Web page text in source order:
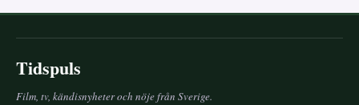
Tidspuls
Film, tv, kändisnyheter och nöje från Sverige.